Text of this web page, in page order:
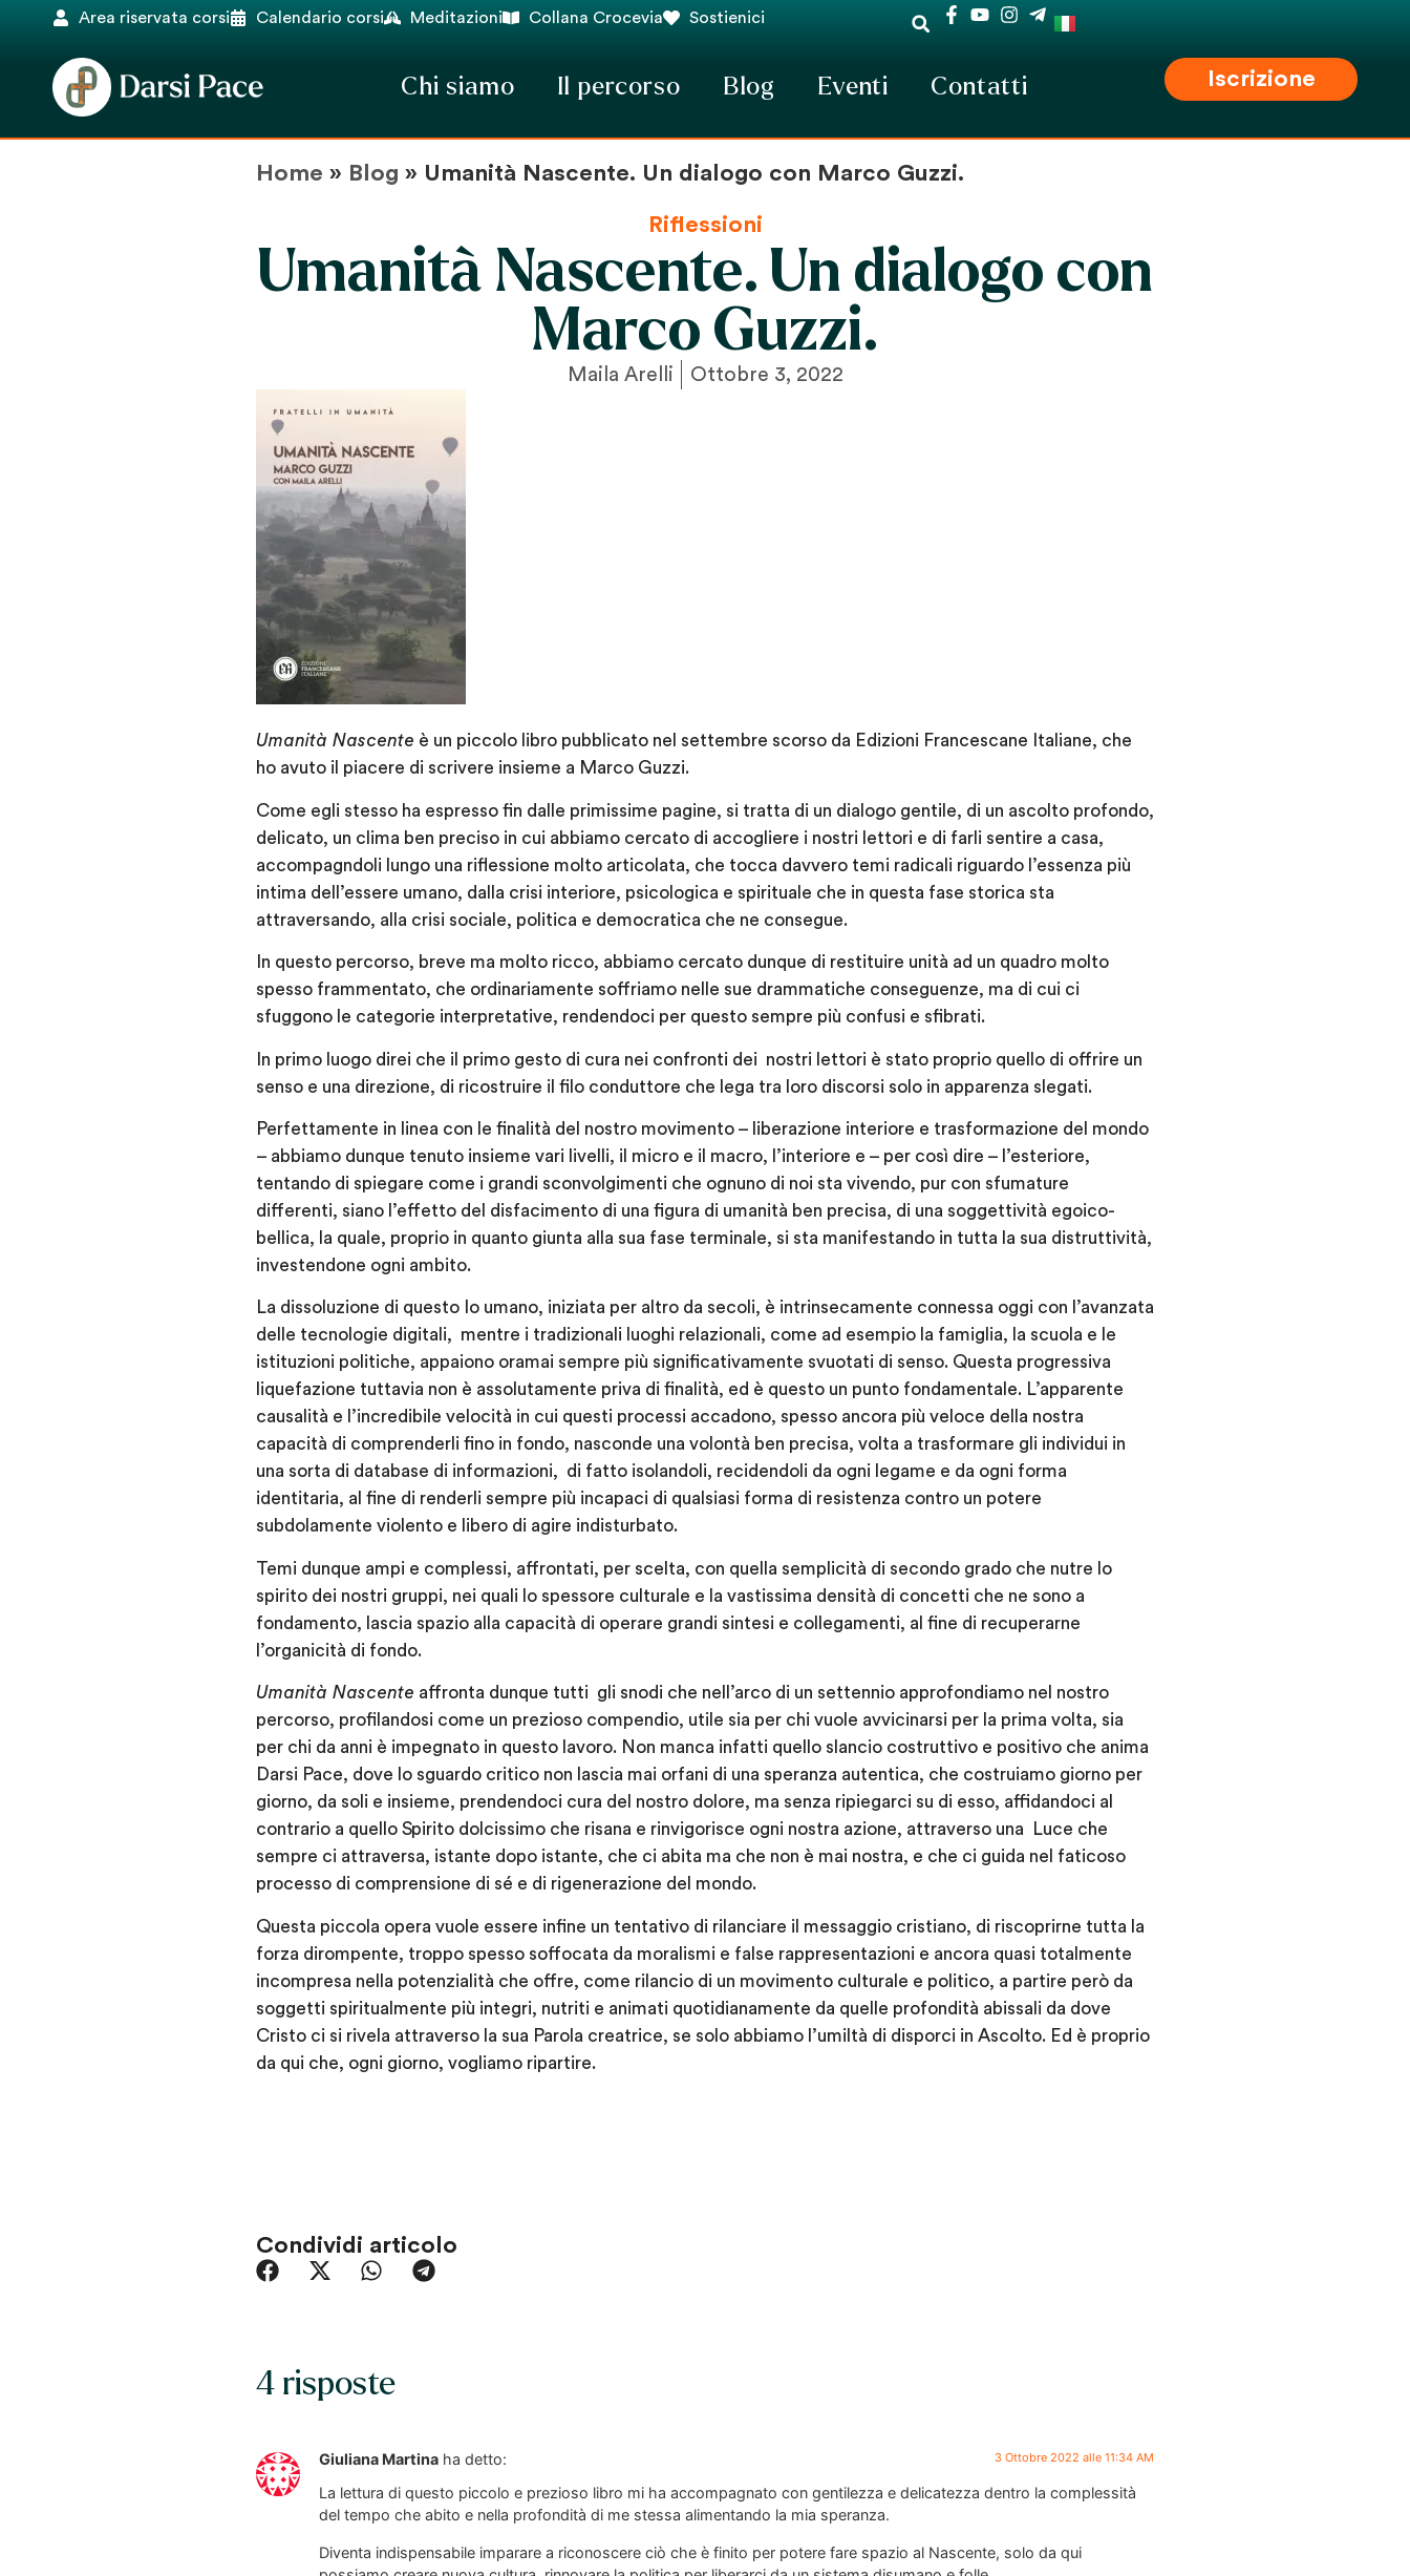
Area riservata corsi Calendario corsi Meditazioni Collana Crocevia Sostienici
Chi siamo Il percorso Blog Eventi Contatti Iscrizione
Home » Blog » Umanità Nascente. Un dialogo con Marco Guzzi.
Riflessioni
Umanità Nascente. Un dialogo con
Marco Guzzi.
Maila Arelli Ottobre 3, 2022
Umanità Nascente è un piccolo libro pubblicato nel settembre scorso da Edizioni Francescane Italiane, che
ho avuto il piacere di scrivere insieme a Marco Guzzi.
Come egli stesso ha espresso fin dalle primissime pagine, si tratta di un dialogo gentile, di un ascolto profondo,
delicato, un clima ben preciso in cui abbiamo cercato di accogliere i nostri lettori e di farli sentire a casa,
accompagndoli lungo una riflessione molto articolata, che tocca davvero temi radicali riguardo l’essenza più
intima dell’essere umano, dalla crisi interiore, psicologica e spirituale che in questa fase storica sta
attraversando, alla crisi sociale, politica e democratica che ne consegue.
In questo percorso, breve ma molto ricco, abbiamo cercato dunque di restituire unità ad un quadro molto
spesso frammentato, che ordinariamente soffriamo nelle sue drammatiche conseguenze, ma di cui ci
sfuggono le categorie interpretative, rendendoci per questo sempre più confusi e sfibrati.
In primo luogo direi che il primo gesto di cura nei confronti dei nostri lettori è stato proprio quello di offrire un
senso e una direzione, di ricostruire il filo conduttore che lega tra loro discorsi solo in apparenza slegati.
Perfettamente in linea con le finalità del nostro movimento – liberazione interiore e trasformazione del mondo
– abbiamo dunque tenuto insieme vari livelli, il micro e il macro, l’interiore e – per così dire – l’esteriore,
tentando di spiegare come i grandi sconvolgimenti che ognuno di noi sta vivendo, pur con sfumature
differenti, siano l’effetto del disfacimento di una figura di umanità ben precisa, di una soggettività egoico-
bellica, la quale, proprio in quanto giunta alla sua fase terminale, si sta manifestando in tutta la sua distruttività,
investendone ogni ambito.
La dissoluzione di questo Io umano, iniziata per altro da secoli, è intrinsecamente connessa oggi con l’avanzata
delle tecnologie digitali, mentre i tradizionali luoghi relazionali, come ad esempio la famiglia, la scuola e le
istituzioni politiche, appaiono oramai sempre più significativamente svuotati di senso. Questa progressiva
liquefazione tuttavia non è assolutamente priva di finalità, ed è questo un punto fondamentale. L’apparente
causalità e l’incredibile velocità in cui questi processi accadono, spesso ancora più veloce della nostra
capacità di comprenderli fino in fondo, nasconde una volontà ben precisa, volta a trasformare gli individui in
una sorta di database di informazioni, di fatto isolandoli, recidendoli da ogni legame e da ogni forma
identitaria, al fine di renderli sempre più incapaci di qualsiasi forma di resistenza contro un potere
subdolamente violento e libero di agire indisturbato.
Temi dunque ampi e complessi, affrontati, per scelta, con quella semplicità di secondo grado che nutre lo
spirito dei nostri gruppi, nei quali lo spessore culturale e la vastissima densità di concetti che ne sono a
fondamento, lascia spazio alla capacità di operare grandi sintesi e collegamenti, al fine di recuperarne
l’organicità di fondo.
Umanità Nascente affronta dunque tutti gli snodi che nell’arco di un settennio approfondiamo nel nostro
percorso, profilandosi come un prezioso compendio, utile sia per chi vuole avvicinarsi per la prima volta, sia
per chi da anni è impegnato in questo lavoro. Non manca infatti quello slancio costruttivo e positivo che anima
Darsi Pace, dove lo sguardo critico non lascia mai orfani di una speranza autentica, che costruiamo giorno per
giorno, da soli e insieme, prendendoci cura del nostro dolore, ma senza ripiegarci su di esso, affidandoci al
contrario a quello Spirito dolcissimo che risana e rinvigorisce ogni nostra azione, attraverso una Luce che
sempre ci attraversa, istante dopo istante, che ci abita ma che non è mai nostra, e che ci guida nel faticoso
processo di comprensione di sé e di rigenerazione del mondo.
Questa piccola opera vuole essere infine un tentativo di rilanciare il messaggio cristiano, di riscoprirne tutta la
forza dirompente, troppo spesso soffocata da moralismi e false rappresentazioni e ancora quasi totalmente
incompresa nella potenzialità che offre, come rilancio di un movimento culturale e politico, a partire però da
soggetti spiritualmente più integri, nutriti e animati quotidianamente da quelle profondità abissali da dove
Cristo ci si rivela attraverso la sua Parola creatrice, se solo abbiamo l’umiltà di disporci in Ascolto. Ed è proprio
da qui che, ogni giorno, vogliamo ripartire.
Condividi articolo
4 risposte
Giuliana Martina ha detto: 3 Ottobre 2022 alle 11:34 AM
La lettura di questo piccolo e prezioso libro mi ha accompagnato con gentilezza e delicatezza dentro la complessità
del tempo che abito e nella profondità di me stessa alimentando la mia speranza.
Diventa indispensabile imparare a riconoscere ciò che è finito per potere fare spazio al Nascente, solo da qui